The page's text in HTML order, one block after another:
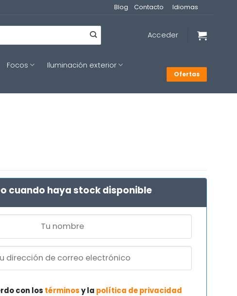
Blog Contacto Idiomas
Acceder
Focos
Iluminación exterior
Ofertas
cuando haya stock disponible
con los términosy la política de privacidad